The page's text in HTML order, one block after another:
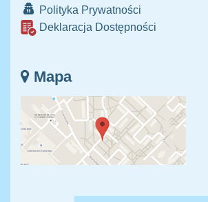
Polityka Prywatności
Deklaracja Dostępności
Mapa